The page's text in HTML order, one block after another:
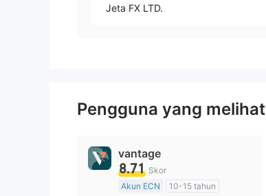
Jeta FX LTD.
Pengguna yang melihat
vantage
8.71 Skor
Akun ECN
10-15 tahun